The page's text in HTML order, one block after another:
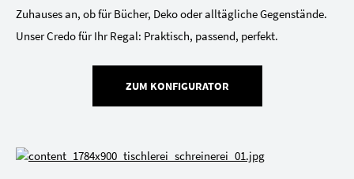
Zuhauses an, ob für Bücher, Deko oder alltägliche Gegenstände.
Unser Credo für Ihr Regal: Praktisch, passend, perfekt.
ZUM KONFIGURATOR